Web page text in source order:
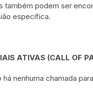
também podem ser
específica.
ATIVAS (CALL OF
há nenhuma chamada